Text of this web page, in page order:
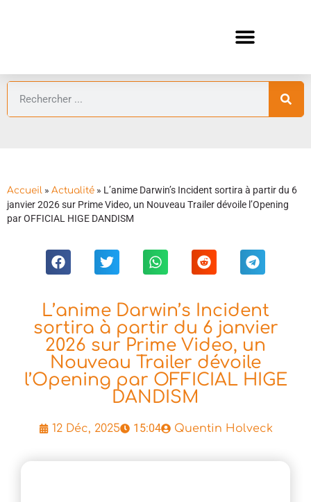
Accueil » Actualité » L’anime Darwin’s Incident sortira à partir du 6
janvier 2026 sur Prime Video, un Nouveau Trailer dévoile l’Opening
par OFFICIAL HIGE DANDISM
L’anime Darwin’s Incident
sortira à partir du 6 janvier
2026 sur Prime Video, un
Nouveau Trailer dévoile
l’Opening par OFFICIAL HIGE
DANDISM
12 Déc, 2025 15:04 Quentin Holveck